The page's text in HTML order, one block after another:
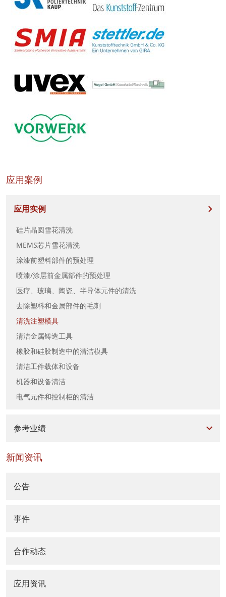
应用案例
应用实例
硅片晶圆雪花清洗
MEMS芯片雪花清洗
涂漆前塑料部件的预处理
喷漆/涂层前金属部件的预处理
医疗、玻璃、陶瓷、半导体元件的清洗
去除塑料和金属部件的毛刺
清洗注塑模具
清洁金属铸造工具
橡胶和硅胶制造中的清洁模具
清洁工件载体和设备
机器和设备清洁
电气元件和控制柜的清洁
参考业绩
新闻资讯
公告
事件
合作动态
应用资讯